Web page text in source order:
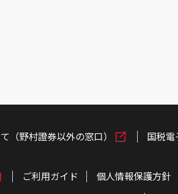
（野村證券以外の窓口） 国税
ご利用ガイド 個人情報保護方針